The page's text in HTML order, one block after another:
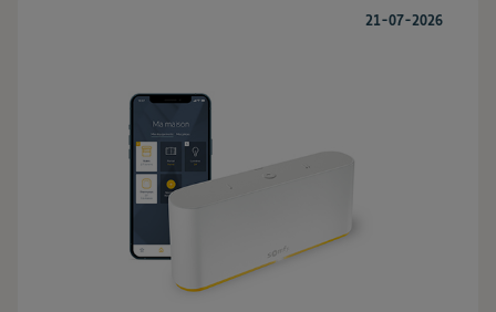
21-07-2026